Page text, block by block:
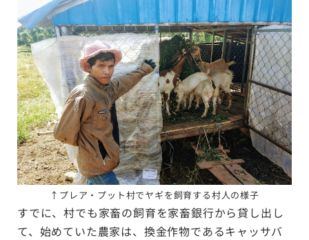
↑ プレア・プット村でヤギを飼育する村人の様子
すでに、村でも家畜の飼育を家畜銀行から貸し出し
て、始めていた農家は、換金作物であるキャッサバ